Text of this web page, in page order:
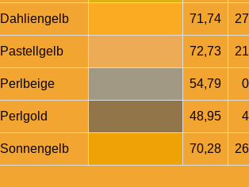
Dahliengelb 71,74
Pastellgelb 72,73
Perlbeige 54,79
Perlgold 48,95
Sonnengelb 70,28